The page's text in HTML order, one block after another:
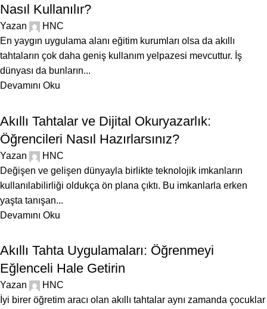
Nasıl Kullanılır?
Yazan
HNC
En yaygın uygulama alanı eğitim kurumları olsa da akıllı
tahtaların çok daha geniş kullanım yelpazesi mevcuttur. İş
dünyası da bunların...
Devamını Oku
Akıllı Tahtalar ve Dijital Okuryazarlık:
Öğrencileri Nasıl Hazırlarsınız?
Yazan
HNC
Değişen ve gelişen dünyayla birlikte teknolojik imkanların
kullanılabilirliği oldukça ön plana çıktı. Bu imkanlarla erken
yaşta tanışan...
Devamını Oku
Akıllı Tahta Uygulamaları: Öğrenmeyi
Eğlenceli Hale Getirin
Yazan
HNC
İyi birer öğretim aracı olan akıllı tahtalar aynı zamanda çocuklar